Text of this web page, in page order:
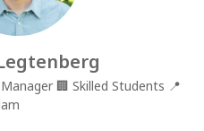
🏢 Skilled Students 📍